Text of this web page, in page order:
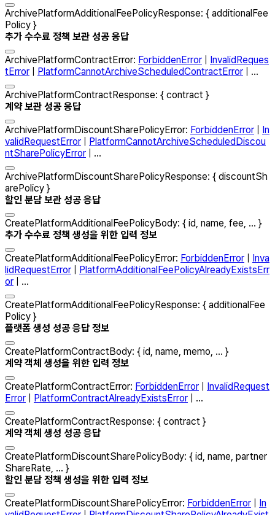
ArchivePlatformAdditionalFeePolicyResponse: { additionalFee
Policy }
추가 수수료 정책 보관 성공 응답
ArchivePlatformContractError: ForbiddenError
InvalidReques
tError
PlatformCannotArchiveScheduledContractError | ...
ArchivePlatformContractResponse: { contract }
계약 보관 성공 응답
ArchivePlatformDiscountSharePolicyError: ForbiddenError
In
validRequestError
PlatformCannotArchiveScheduledDiscou
ntSharePolicyError | ...
ArchivePlatformDiscountSharePolicyResponse: { discountSh
arePolicy }
할인 분담 보관 성공 응답
CreatePlatformAdditionalFeePolicyBody: { id, name, fee, ... }
추가 수수료 정책 생성을 위한 입력 정보
CreatePlatformAdditionalFeePolicyError: ForbiddenError
Inva
lidRequestError
PlatformAdditionalFeePolicyAlreadyExistsErr
or | ...
CreatePlatformAdditionalFeePolicyResponse: { additionalFee
Policy }
플랫폼 생성 성공 응답 정보
CreatePlatformContractBody: { id, name, memo, ... }
계약 객체 생성을 위한 입력 정보
CreatePlatformContractError: ForbiddenError
InvalidRequest
Error
PlatformContractAlreadyExistsError | ...
CreatePlatformContractResponse: { contract }
계약 객체 생성 성공 응답
CreatePlatformDiscountSharePolicyBody: { id, name, partner
ShareRate, ... }
할인 분담 정책 생성을 위한 입력 정보
CreatePlatformDiscountSharePolicyError: ForbiddenError
In